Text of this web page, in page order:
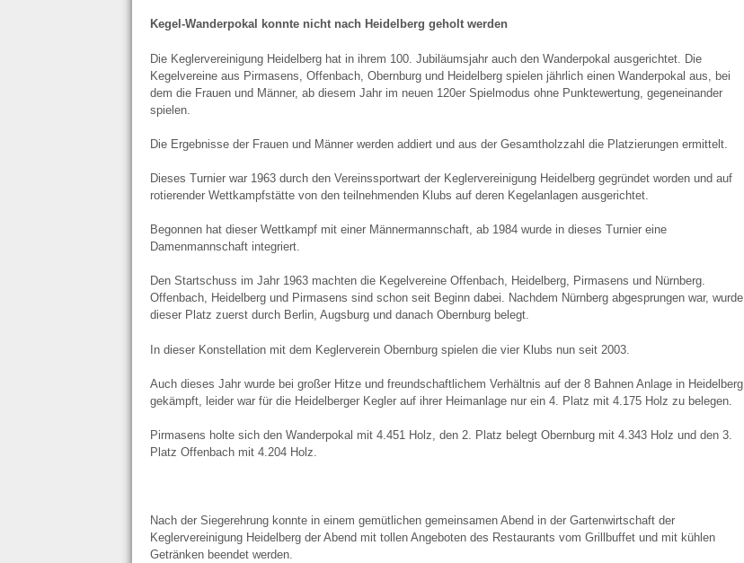
Kegel-Wanderpokal konnte nicht nach Heidelberg geholt werden
Die Keglervereinigung Heidelberg hat in ihrem 100. Jubiläumsjahr auch den Wanderpokal ausgerichtet. Die
Kegelvereine aus Pirmasens, Offenbach, Obernburg und Heidelberg spielen jährlich einen Wanderpokal aus, bei
dem die Frauen und Männer, ab diesem Jahr im neuen 120er Spielmodus ohne Punktewertung, gegeneinander
spielen.
Die Ergebnisse der Frauen und Männer werden addiert und aus der Gesamtholzzahl die Platzierungen ermittelt.
Dieses Turnier war 1963 durch den Vereinssportwart der Keglervereinigung Heidelberg gegründet worden und auf
rotierender Wettkampfstätte von den teilnehmenden Klubs auf deren Kegelanlagen ausgerichtet.
Begonnen hat dieser Wettkampf mit einer Männermannschaft, ab 1984 wurde in dieses Turnier eine
Damenmannschaft integriert.
Den Startschuss im Jahr 1963 machten die Kegelvereine Offenbach, Heidelberg, Pirmasens und Nürnberg.
Offenbach, Heidelberg und Pirmasens sind schon seit Beginn dabei. Nachdem Nürnberg abgesprungen war, wurde
dieser Platz zuerst durch Berlin, Augsburg und danach Obernburg belegt.
In dieser Konstellation mit dem Keglerverein Obernburg spielen die vier Klubs nun seit 2003.
Auch dieses Jahr wurde bei großer Hitze und freundschaftlichem Verhältnis auf der 8 Bahnen Anlage in Heidelberg
gekämpft, leider war für die Heidelberger Kegler auf ihrer Heimanlage nur ein 4. Platz mit 4.175 Holz zu belegen.
Pirmasens holte sich den Wanderpokal mit 4.451 Holz, den 2. Platz belegt Obernburg mit 4.343 Holz und den 3.
Platz Offenbach mit 4.204 Holz.
Nach der Siegerehrung konnte in einem gemütlichen gemeinsamen Abend in der Gartenwirtschaft der
Keglervereinigung Heidelberg der Abend mit tollen Angeboten des Restaurants vom Grillbuffet und mit kühlen
Getränken beendet werden.